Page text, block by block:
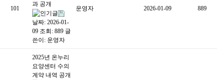
101
과 공개
날짜: 2026-01-
09 조회: 889 글
쓴이: 운영자
운영자 2026-01-09 889
2025년 온누리
요양센터 수의
계약 내역 공개